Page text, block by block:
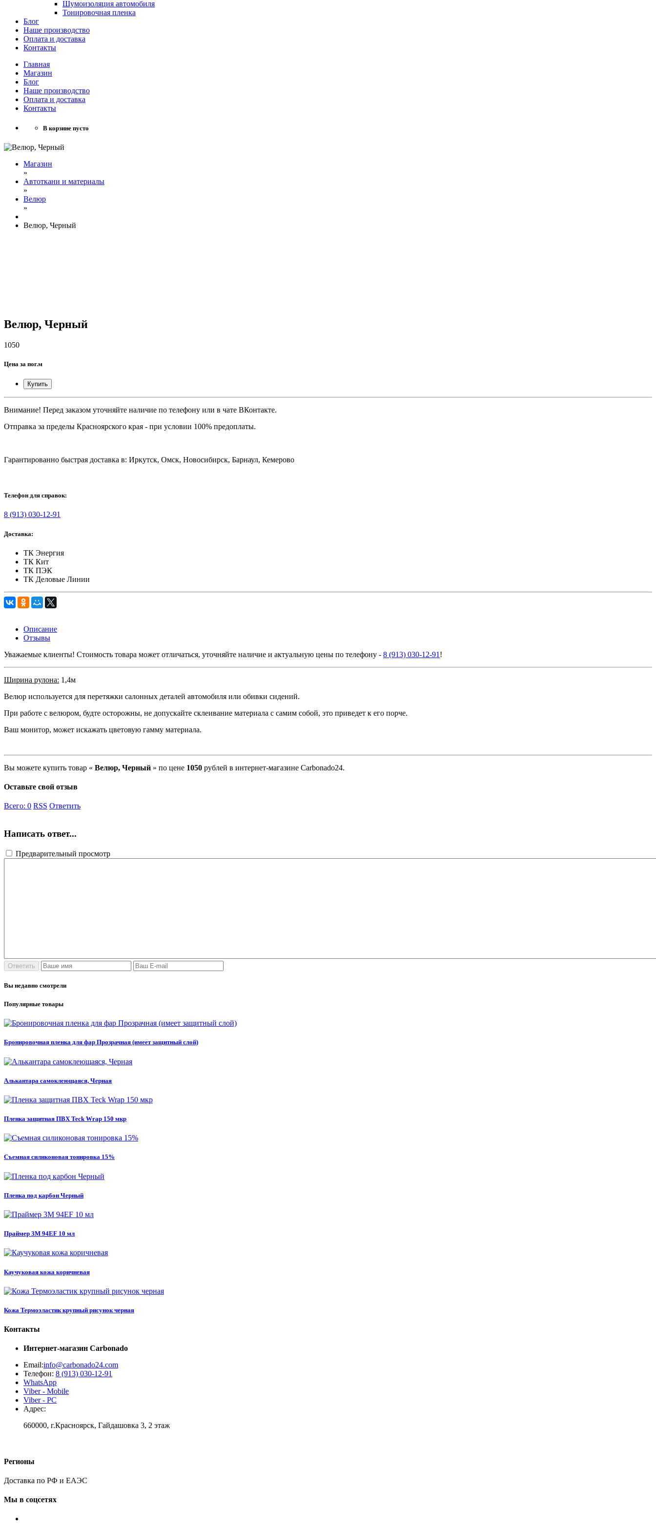
Шумоизоляция автомобиля
Тонировочная пленка
Блог
Наше производство
Оплата и доставка
Контакты
Главная
Магазин
Блог
Наше производство
Оплата и доставка
Контакты
В корзине пусто
Магазин
»
Автоткани и материалы
»
Велюр
»
Велюр, Черный
Велюр, Черный
1050
Цена за пог.м
Купить
Внимание! Перед заказом уточняйте наличие по телефону или в чате ВКонтакте.
Отправка за пределы Красноярского края - при условии 100% предоплаты.
Гарантированно быстрая доставка в: Иркутск, Омск, Новосибирск, Барнаул, Кемерово
Телефон для справок:
8 (913) 030-12-91
Доставка:
ТК Энергия
ТК Кит
ТК ПЭК
ТК Деловые Линии
Описание
Отзывы
Уважаемые клиенты! Стоимость товара может отличаться, уточняйте наличие и актуальную цены по телефону - 8 (913) 030-12-91 !
Ширина рулона: 1,4м
Велюр используется для перетяжки салонных деталей автомобиля или обивки сидений.
При работе с велюром, будте осторожны, не допускайте склеивание материала с самим собой, это приведет к его порче.
Ваш монитор, может искажать цветовую гамму материала.
Вы можете купить товар « Велюр, Черный » по цене 1050 рублей в интернет-магазине Carbonado24.
Оставьте свой отзыв
Всего: 0 RSS Ответить
Написать ответ...
Предварительный просмотр
Вы недавно смотрели
Популярные товары
Бронировочная пленка для фар Прозрачная (имеет защитный слой)
Алькантара самоклеющаяся, Черная
Пленка защитная ПВХ Teck Wrap 150 мкр
Съемная силиконовая тонировка 15%
Пленка под карбон Черный
Праймер 3M 94EF 10 мл
Каучуковая кожа коричневая
Кожа Термоэластик крупный рисунок черная
Контакты
Интернет-магазин Carbonado
Email:info@carbonado24.com
Телефон: 8 (913) 030-12-91
WhatsApp
Viber - Mobile
Viber - PC
Адрес:
660000, г.Красноярск, Гайдашовка 3, 2 этаж
Регионы
Доставка по РФ и ЕАЭС
Мы в соцсетях